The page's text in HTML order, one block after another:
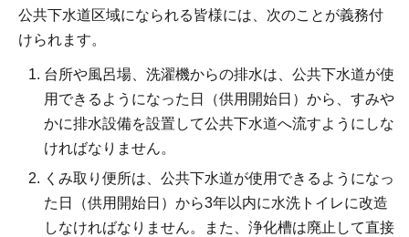
公共下水道区域になられる皆様には、次のことが義務付
けられます。
台所や風呂場、洗濯機からの排水は、公共下水道が使
用できるようになった日（供用開始日）から、すみや
かに排水設備を設置して公共下水道へ流すようにしな
ければなりません。
くみ取り便所は、公共下水道が使用できるようになっ
た日（供用開始日）から3年以内に水洗トイレに改造
しなければなりません。また、浄化槽は廃止して直接